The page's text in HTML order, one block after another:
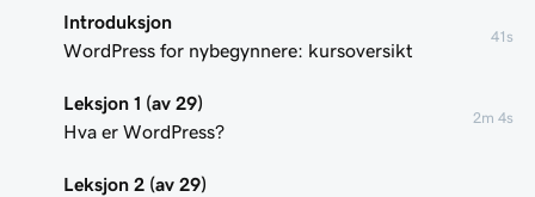
Introduksjon
WordPress for nybegynnere: kursoversikt
41s
Leksjon 1 (av 29)
Hva er WordPress?
2m 4s
Leksjon 2 (av 29)